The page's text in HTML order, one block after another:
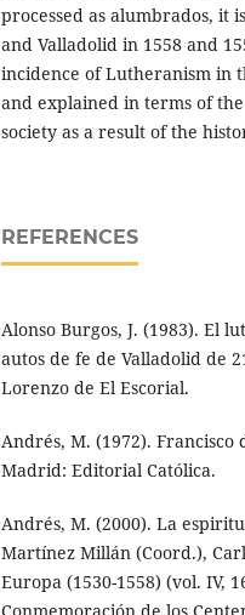
processed as alumbrados, it
and Valladolid in 1558 and
incidence of Lutheranism in
and explained in terms of
society as a result of the
REFERENCES
Alonso Burgos, J. (1983). El
autos de fe de Valladolid de
Lorenzo de El Escorial.
Andrés, M. (1972).
Madrid: Editorial Católica.
Andrés, M. (2000). La
Martínez Millán (Coord.),
Europa (1530-1558) (vol. IV,
Conmemoración de los